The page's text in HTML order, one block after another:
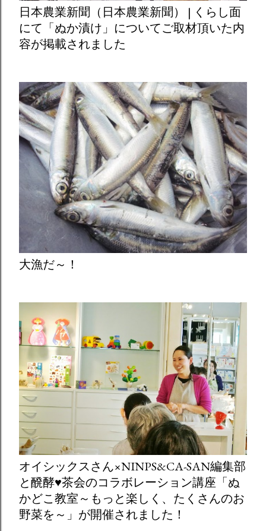
日本農業新聞（日本農業新聞） | くらし面
にて「ぬか漬け」についてご取材頂いた内
容が掲載されました
大漁だ～！
オイシックスさん×NINPS&CA-SAN編集部
と醗酵♥茶会のコラボレーション講座「ぬ
かどこ教室～もっと楽しく、たくさんのお
野菜を～」が開催されました！